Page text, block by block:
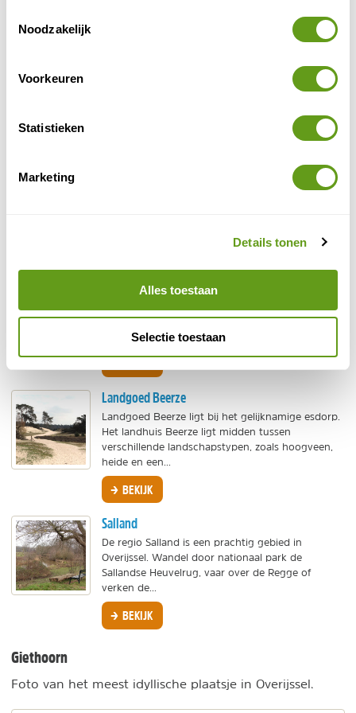
Noodzakelijk
Voorkeuren
Statistieken
Marketing
Details tonen
Alles toestaan
Selectie toestaan
Wij zijn helemaal ondersteboven van Overijssel.
Waarom? Dat lees je hier. Bekijk onze tips voor te
De ooievaar. Zo sierlijk en zo imposant tegelijk. Hij
Overijssel met oude boerderijen. Rondom Rheeze
kun je volop genieten van de natuur, zoals in...
Landgoed Beerze
Landgoed Beerze ligt bij het gelijknamige esdorp.
Het landhuis Beerze ligt midden tussen
verschillende landschapstypen, zoals hoogveen,
heide en een...
BEKIJK
Salland
De regio Salland is een prachtig gebied in
Overijssel. Wandel door nationaal park de
Sallandse Heuvelrug, vaar over de Regge of
verken de...
BEKIJK
Giethoorn
Foto van het meest idyllische plaatsje in Overijssel.